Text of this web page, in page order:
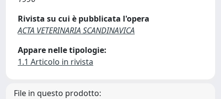
Rivista su cui è pubblicata l'opera
ACTA VETERINARIA SCANDINAVICA
Appare nelle tipologie:
1.1 Articolo in rivista
File in questo prodotto: